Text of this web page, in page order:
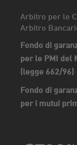
Arbitro per le
Arbitro
Fondo di
per le PMI del
(legge 662/96)
Fondo di
per i mutui